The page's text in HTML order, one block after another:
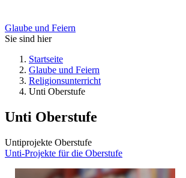
Glaube und Feiern
Sie sind hier
Startseite
Glaube und Feiern
Religionsunterricht
Unti Oberstufe
Unti Oberstufe
Untiprojekte Oberstufe
Unti-Projekte für die Oberstufe